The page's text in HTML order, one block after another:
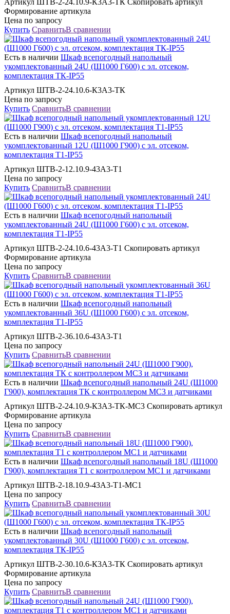
Формирование артикула
Цена по запросу
Купить СравнитьВ сравнении
Есть в наличии Шкаф всепогодный напольный
укомплектованный 24U (Ш1000 Г600) с эл. отсеком,
комплектация ТК-IP55
Артикул ШТВ-2-24.10.6-К3А3-ТК
Цена по запросу
Купить СравнитьВ сравнении
Есть в наличии Шкаф всепогодный напольный
укомплектованный 12U (Ш1000 Г900) с эл. отсеком,
комплектация Т1-IP55
Артикул ШТВ-2-12.10.9-43А3-Т1
Цена по запросу
Купить СравнитьВ сравнении
Есть в наличии Шкаф всепогодный напольный
укомплектованный 24U (Ш1000 Г600) с эл. отсеком,
комплектация Т1-IP55
Артикул ШТВ-2-24.10.6-43А3-Т1 Скопировать артикул
Формирование артикула
Цена по запросу
Купить СравнитьВ сравнении
Есть в наличии Шкаф всепогодный напольный
укомплектованный 36U (Ш1000 Г600) с эл. отсеком,
комплектация Т1-IP55
Артикул ШТВ-2-36.10.6-43А3-Т1
Цена по запросу
Купить СравнитьВ сравнении
Есть в наличии Шкаф всепогодный напольный 24U (Ш1000
Г900), комплектация ТК с контроллером MC3 и датчиками
Артикул ШТВ-2-24.10.9-К3А3-ТК-МС3 Скопировать артикул
Формирование артикула
Цена по запросу
Купить СравнитьВ сравнении
Есть в наличии Шкаф всепогодный напольный 18U (Ш1000
Г900), комплектация Т1 с контроллером MC1 и датчиками
Артикул ШТВ-2-18.10.9-43А3-Т1-МС1
Цена по запросу
Купить СравнитьВ сравнении
Есть в наличии Шкаф всепогодный напольный
укомплектованный 30U (Ш1000 Г600) с эл. отсеком,
комплектация ТК-IP55
Артикул ШТВ-2-30.10.6-К3А3-ТК Скопировать артикул
Формирование артикула
Цена по запросу
Купить СравнитьВ сравнении